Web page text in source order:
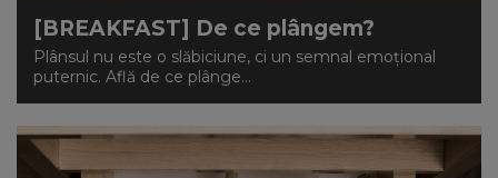
[BREAKFAST] De ce plângem?
Plânsul nu este o slăbiciune, ci un semnal emoțional
puternic. Află de ce plânge...